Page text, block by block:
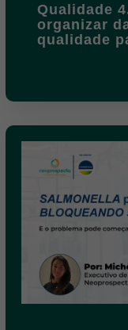
Qualidade
organizar
qualidade